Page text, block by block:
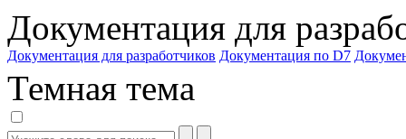
Документация для
Документация для разработчиков Документация по D7
Темная тема